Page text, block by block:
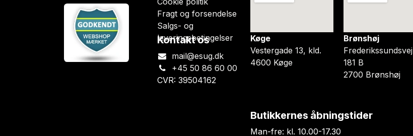
Fragt og forsendelse
Salgs- og
leveringsbetingelser
Kontakt os
mail@esug.dk
+45 50 86 60 00
CVR: 39504162
Køge
Vestergade 13, kld.
4600 Køge
Brønshøj
Frederikssundsvej
181 B
2700 Brønshøj
Butikkernes åbningstider
Man-fre: kl. 10.00-17.30